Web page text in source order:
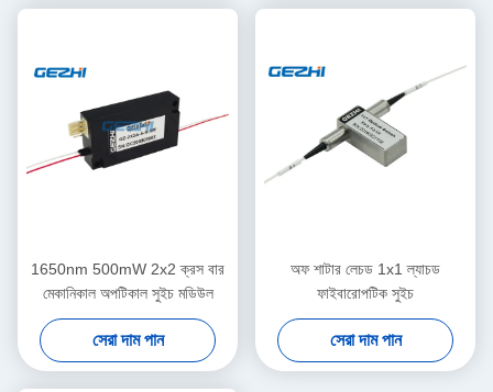
1650nm 500mW 2x2 ক্রস বার
মেকানিকাল অপটিকাল সুইচ মডিউল
সেরা দাম পান
অফ শাটার লেচড 1x1 ল্যাচড
ফাইবারোপটিক সুইচ
সেরা দাম পান